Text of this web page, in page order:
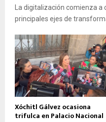
La digitalización comienza
principales ejes de
Xóchitl Gálvez ocasiona
trifulca en Palacio Nacional